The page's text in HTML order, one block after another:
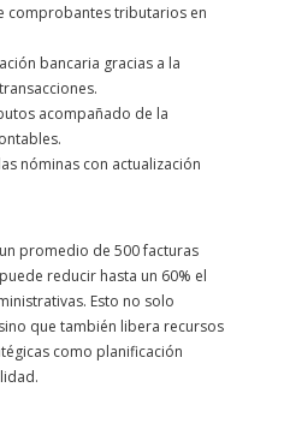
comprobantes tributarios en
bancaria gracias a la
acompañado de la
nóminas con actualización
promedio de 500 facturas
reducir hasta un 60% el
Esto no solo
que también libera recursos
como planificación